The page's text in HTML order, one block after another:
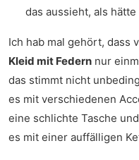
das aussieht, als
Ich hab mal gehört, dass
Kleid mit Federn nur
das stimmt nicht
es mit verschiedenen
eine schlichte Tasche
es mit einer auffälligen